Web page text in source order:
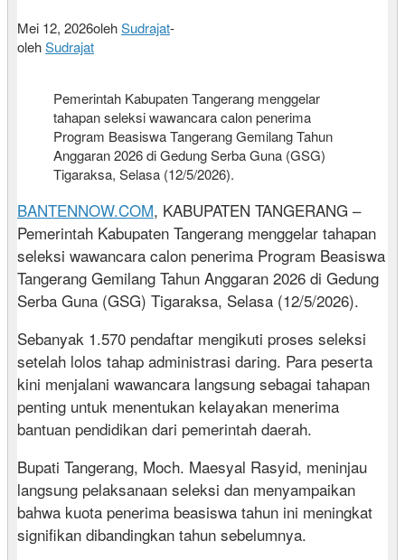
Mei 12, 2026olehSudrajat-
olehSudrajat
Pemerintah Kabupaten Tangerang menggelar
tahapan seleksi wawancara calon penerima
Program Beasiswa Tangerang Gemilang Tahun
Anggaran 2026 di Gedung Serba Guna (GSG)
Tigaraksa, Selasa (12/5/2026).
BANTENNOW.COM, KABUPATEN TANGERANG –
Pemerintah Kabupaten Tangerang menggelar tahapan
seleksi wawancara calon penerima Program Beasiswa
Tangerang Gemilang Tahun Anggaran 2026 di Gedung
Serba Guna (GSG) Tigaraksa, Selasa (12/5/2026).
Sebanyak 1.570 pendaftar mengikuti proses seleksi
setelah lolos tahap administrasi daring. Para peserta
kini menjalani wawancara langsung sebagai tahapan
penting untuk menentukan kelayakan menerima
bantuan pendidikan dari pemerintah daerah.
Bupati Tangerang, Moch. Maesyal Rasyid, meninjau
langsung pelaksanaan seleksi dan menyampaikan
bahwa kuota penerima beasiswa tahun ini meningkat
signifikan dibandingkan tahun sebelumnya.